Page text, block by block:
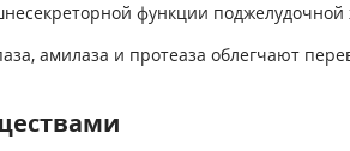
функции
амилаза и протеаза облегчают